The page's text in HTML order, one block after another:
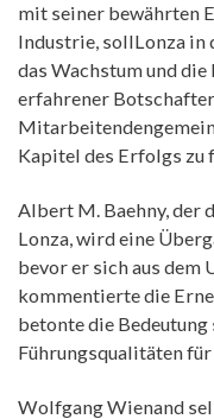
mit seiner bewährten
Industrie, sollLonza in
das Wachstum und
erfahrener
Kapitel des Erfolgs zu
Albert M. Baehny, der
Lonza, wird eine
bevor er sich aus dem
kommentierte die
betonte die
Führungsqualitäten
Wolfgang Wienand